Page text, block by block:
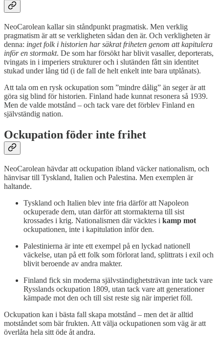
NeoCarolean kallar sin ståndpunkt pragmatisk. Men verklig
pragmatism är att se verkligheten sådan den är. Och verkligheten är
denna: inget folk i historien har säkrat friheten genom att kapitulera
inför en stormakt. De som har försökt har blivit vasaller, deporterats,
tvingats in i imperiers strukturer och i slutänden fått sin identitet
stukad under lång tid (i de fall de helt enkelt inte bara utplånats).
Att tala om en rysk ockupation som ”mindre dålig” än seger är att
göra sig blind för historien. Finland hade kunnat resonera så 1939.
Men de valde motstånd – och tack vare det förblev Finland en
självständig nation.
Ockupation föder inte frihet
NeoCarolean hävdar att ockupation ibland väcker nationalism, och
hänvisar till Tyskland, Italien och Palestina. Men exemplen är
haltande.
Tyskland och Italien blev inte fria därför att Napoleon
ockuperade dem, utan därför att stormakterna till sist
krossades i krig. Nationalismen där väcktes i kamp mot
ockupationen, inte i kapitulation inför den.
Palestinierna är inte ett exempel på en lyckad nationell
väckelse, utan på ett folk som förlorat land, splittrats i exil och
blivit beroende av andra makter.
Finland fick sin moderna självständighetsträvan inte tack vare
Rysslands ockupation 1809, utan tack vare att generationer
kämpade mot den och till sist reste sig när imperiet föll.
Ockupation kan i bästa fall skapa motstånd – men det är alltid
motståndet som bär frukten. Att välja ockupationen som väg är att
överlåta hela sitt öde åt andra.